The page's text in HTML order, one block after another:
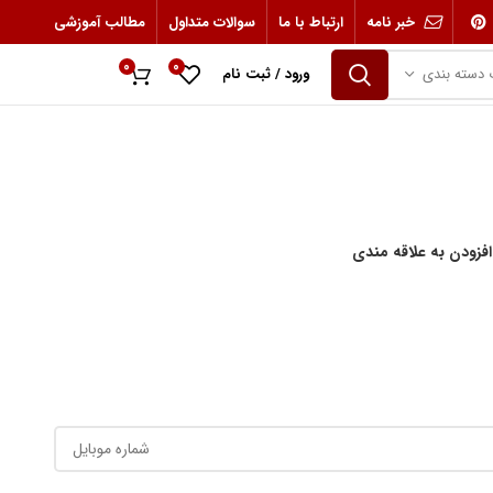
خبر نامه ارتباط با ما سوالات متداول
مطالب آموزشی
دسته بندی ورود / ثبت نام 0
0
افزودن به علاقه مندی